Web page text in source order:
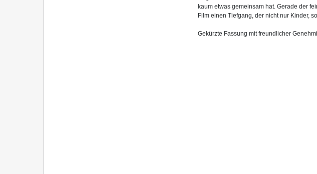
kaum etwas gemeinsam hat. Gerade der
Film einen Tiefgang, der nicht nur Kinder,
Gekürzte Fassung mit freundlicher